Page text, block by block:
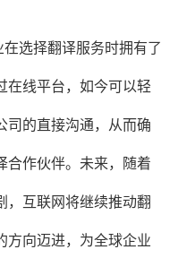
选择翻译服务时拥有了
在线平台，如今可以轻
司的直接沟通，从而确
合作伙伴。未来，随着
，互联网将继续推动翻
方向迈进，为全球企业